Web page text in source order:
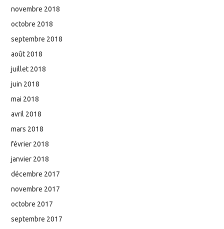
novembre 2018
octobre 2018
septembre 2018
août 2018
juillet 2018
juin 2018
mai 2018
avril 2018
mars 2018
février 2018
janvier 2018
décembre 2017
novembre 2017
octobre 2017
septembre 2017